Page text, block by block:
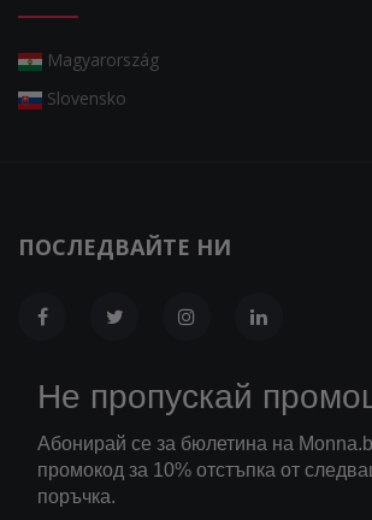
Magyarország
Slovensko
ПОСЛЕДВАЙТЕ НИ
Не пропускай
Абонирай се за бюлетина на
промокод за 10% отстъпка от
поръчка.